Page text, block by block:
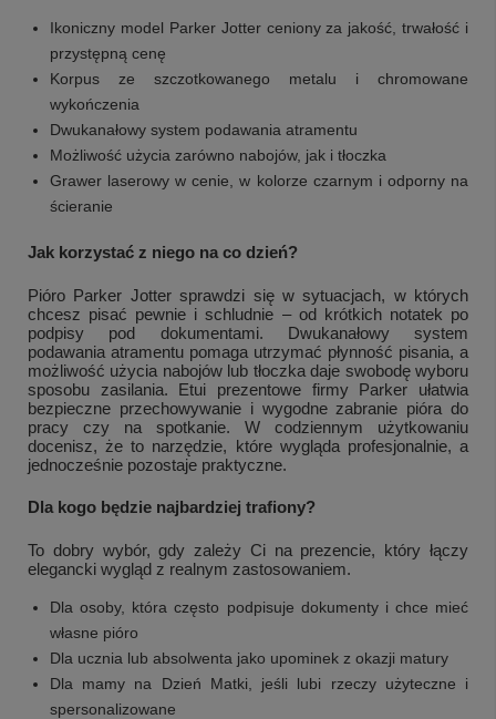
+2
Zobacz więcej
Ikoniczny model Parker Jotter ceniony za jakość, trwałość i
przystępną cenę
Korpus ze szczotkowanego metalu i chromowane
wykończenia
Dwukanałowy system podawania atramentu
Możliwość użycia zarówno nabojów, jak i tłoczka
Grawer laserowy w cenie, w kolorze czarnym i odporny na
ścieranie
Jak korzystać z niego na co dzień?
Pióro Parker Jotter sprawdzi się w sytuacjach, w których
chcesz pisać pewnie i schludnie – od krótkich notatek po
podpisy pod dokumentami. Dwukanałowy system
podawania atramentu pomaga utrzymać płynność pisania, a
możliwość użycia nabojów lub tłoczka daje swobodę wyboru
sposobu zasilania. Etui prezentowe firmy Parker ułatwia
bezpieczne przechowywanie i wygodne zabranie pióra do
pracy czy na spotkanie. W codziennym użytkowaniu
docenisz, że to narzędzie, które wygląda profesjonalnie, a
jednocześnie pozostaje praktyczne.
Dla kogo będzie najbardziej trafiony?
To dobry wybór, gdy zależy Ci na prezencie, który łączy
elegancki wygląd z realnym zastosowaniem.
Dla osoby, która często podpisuje dokumenty i chce mieć
własne pióro
Dla ucznia lub absolwenta jako upominek z okazji matury
Dla mamy na Dzień Matki, jeśli lubi rzeczy użyteczne i
spersonalizowane